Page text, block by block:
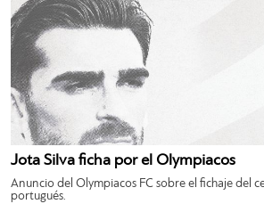
Jota Silva ficha por el Olympiacos
Anuncio del Olympiacos FC sobre el fichaje del
portugués.